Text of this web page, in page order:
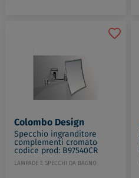
Colombo Design
Specchio ingranditore
complementi cromato
codice prod: B97540CR
LAMPADE E SPECCHI DA BAGNO